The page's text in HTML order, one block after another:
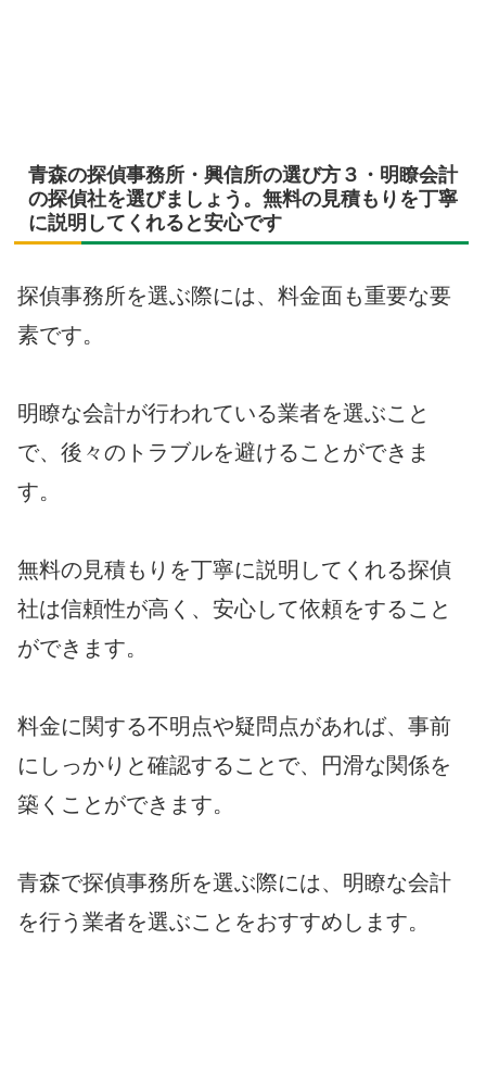
青森の探偵事務所・興信所の選び方３・明瞭会計
の探偵社を選びましょう。無料の見積もりを丁寧
に説明してくれると安心です
探偵事務所を選ぶ際には、料金面も重要な要
素です。
明瞭な会計が行われている業者を選ぶこと
で、後々のトラブルを避けることができま
す。
無料の見積もりを丁寧に説明してくれる探偵
社は信頼性が高く、安心して依頼をすること
ができます。
料金に関する不明点や疑問点があれば、事前
にしっかりと確認することで、円滑な関係を
築くことができます。
青森で探偵事務所を選ぶ際には、明瞭な会計
を行う業者を選ぶことをおすすめします。